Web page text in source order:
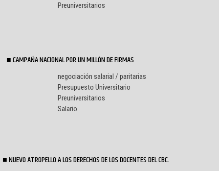
Preuniversitarios
CAMPAÑA NACIONAL POR UN MILLÓN DE FIRMAS
negociación salarial / paritarias
Presupuesto Universitario
Preuniversitarios
Salario
NUEVO ATROPELLO A LOS DERECHOS DE LOS DOCENTES DEL CBC.